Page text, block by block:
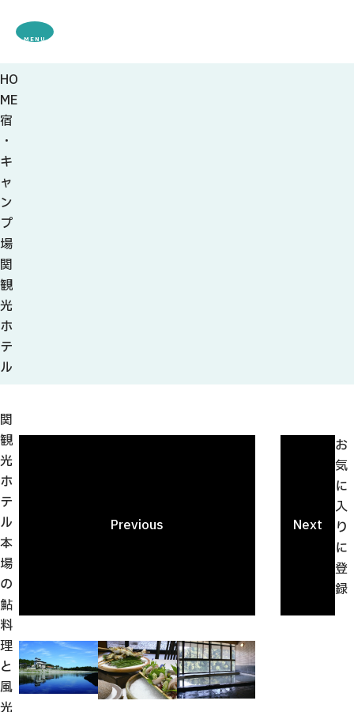
MENU
HO
ME
宿
・
キ
ャ
ン
プ
場
関
観
光
ホ
テ
ル
関
観
光
ホ
テ
ル
本
場
の
鮎
料
理
と
風
Previous Next
お
気
に
入
り
に
登
録
パンフレット